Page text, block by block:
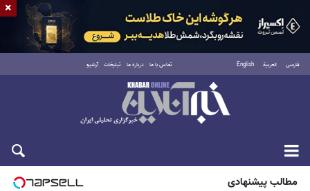
فارسی العربية English تماس با ما درباره ما تبلیغات آرشیو
جمعه ۱۶ مرداد ۱۴۰۵
مطالب پیشنهادی
×